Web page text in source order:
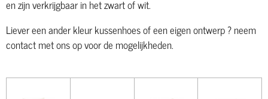
en zijn verkrijgbaar in het zwart of wit.
Liever een ander kleur kussenhoes of een eigen ontwerp ? neem
contact met ons op voor de mogelijkheden.